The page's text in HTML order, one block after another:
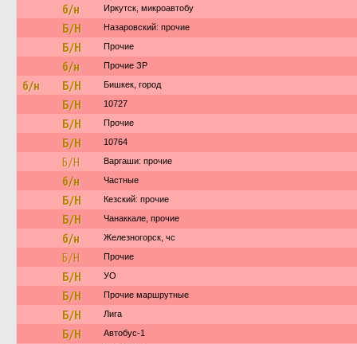
б/н Иркутск, микроавтобу
Б/Н Назаровский: прочие
Б/Н Прочие
б/н Прочие ЗР
б/н Б/Н Бишкек, город
Б/Н 10727
Б/Н Прочие
Б/Н 10764
Б/Н Варгаши: прочие
б/н Частные
Б/Н Кезский: прочие
Б/Н Чанаккале, прочие
б/н Железногорск, чс
Б/Н Прочие
Б/Н УО
Б/Н Прочие маршрутные
Б/Н Лига
Б/Н Автобус-1